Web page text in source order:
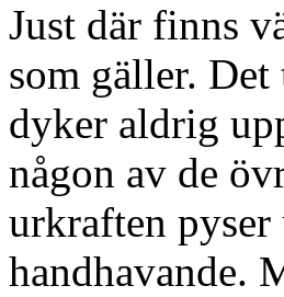
Just där finns
som gäller.
dyker aldrig
någon av de
urkraften pyser
handhavande.